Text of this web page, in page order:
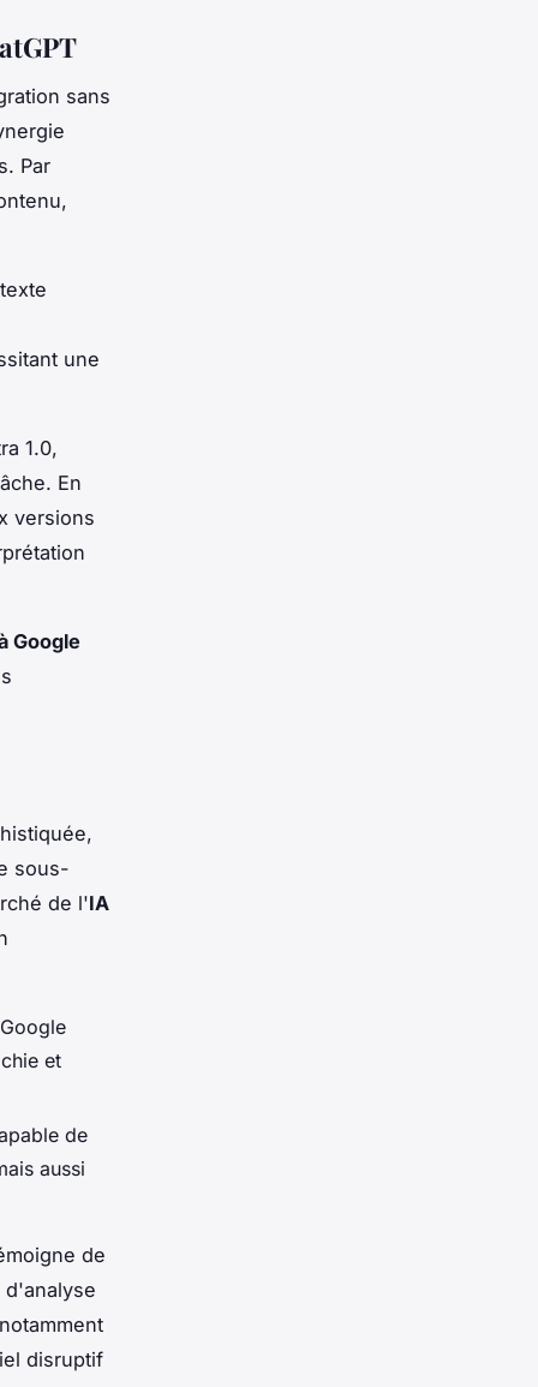
sans
Par
une
1.0,
En
versions
Google
sous-
de l'IA
et
de
aussi
de
disruptif